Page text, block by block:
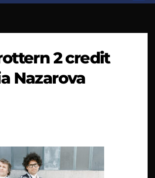
2 credit
Nazarova